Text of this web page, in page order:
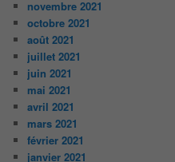
novembre 2021
octobre 2021
août 2021
juillet 2021
juin 2021
mai 2021
avril 2021
mars 2021
février 2021
janvier 2021